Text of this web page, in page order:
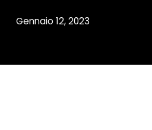
Gennaio 12, 2023